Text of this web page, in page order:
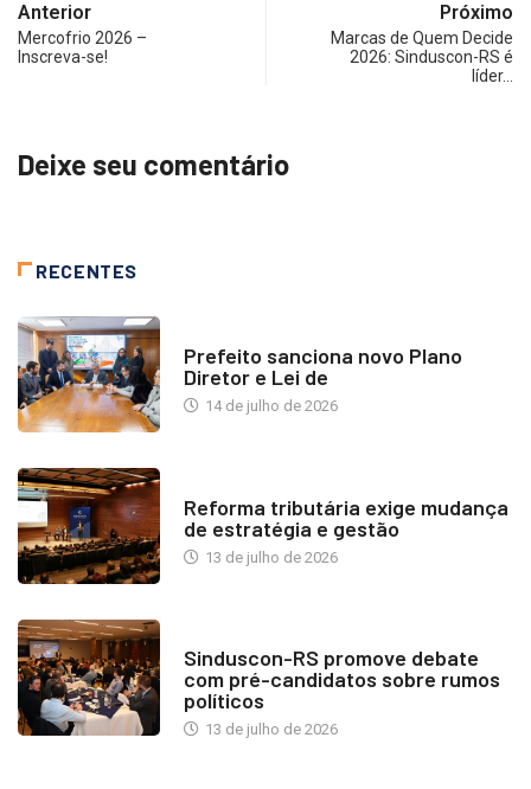
Anterior
Mercofrio 2026 –
Inscreva-se!
Próximo
Marcas de Quem Decide
2026: Sinduscon-RS é
líder…
Deixe seu comentário
RECENTES
Prefeito sanciona novo Plano
Diretor e Lei de
14 de julho de 2026
Reforma tributária exige mudança
de estratégia e gestão
13 de julho de 2026
Sinduscon-RS promove debate
com pré-candidatos sobre rumos
políticos
13 de julho de 2026